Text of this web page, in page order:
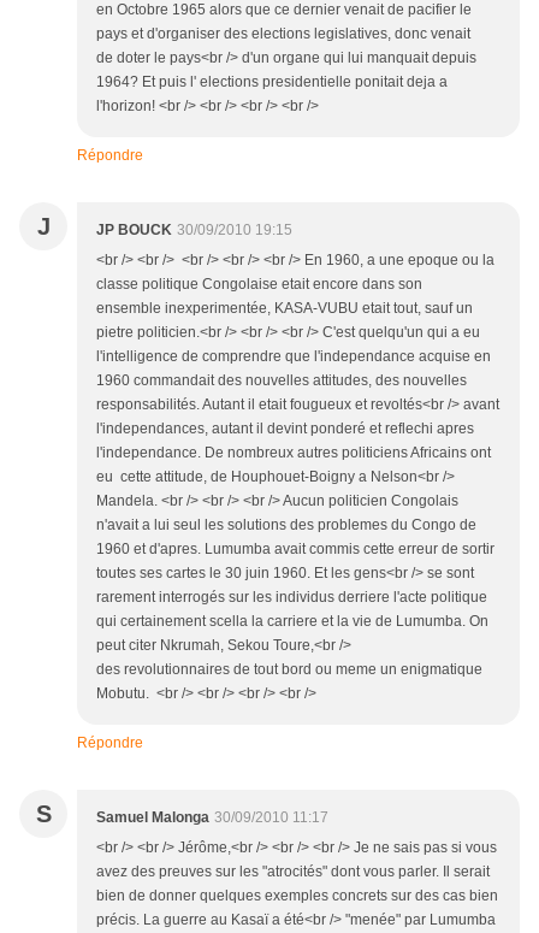
en Octobre 1965 alors que ce dernier venait de pacifier le
pays et d'organiser des elections legislatives, donc venait
de doter le pays<br /> d'un organe qui lui manquait depuis
1964? Et puis l' elections presidentielle ponitait deja a
l'horizon! <br /> <br /> <br /> <br />
Répondre
J JP BOUCK 30/09/2010 19:15
<br /> <br /> <br /> <br /> <br /> En 1960, a une epoque ou la
classe politique Congolaise etait encore dans son
ensemble inexperimentée, KASA-VUBU etait tout, sauf un
pietre politicien.<br /> <br /> <br /> C'est quelqu'un qui a eu
l'intelligence de comprendre que l'independance acquise en
1960 commandait des nouvelles attitudes, des nouvelles
responsabilités. Autant il etait fougueux et revoltés<br /> avant
l'independances, autant il devint ponderé et reflechi apres
l'independance. De nombreux autres politiciens Africains ont
eu cette attitude, de Houphouet-Boigny a Nelson<br />
Mandela. <br /> <br /> <br /> Aucun politicien Congolais
n'avait a lui seul les solutions des problemes du Congo de
1960 et d'apres. Lumumba avait commis cette erreur de sortir
toutes ses cartes le 30 juin 1960. Et les gens<br /> se sont
rarement interrogés sur les individus derriere l'acte politique
qui certainement scella la carriere et la vie de Lumumba. On
peut citer Nkrumah, Sekou Toure,<br />
des revolutionnaires de tout bord ou meme un enigmatique
Mobutu. <br /> <br /> <br /> <br />
Répondre
S Samuel Malonga 30/09/2010 11:17
<br /> <br /> Jérôme,<br /> <br /> <br /> Je ne sais pas si vous
avez des preuves sur les "atrocités" dont vous parler. Il serait
bien de donner quelques exemples concrets sur des cas bien
précis. La guerre au Kasaï a été<br /> "menée" par Lumumba